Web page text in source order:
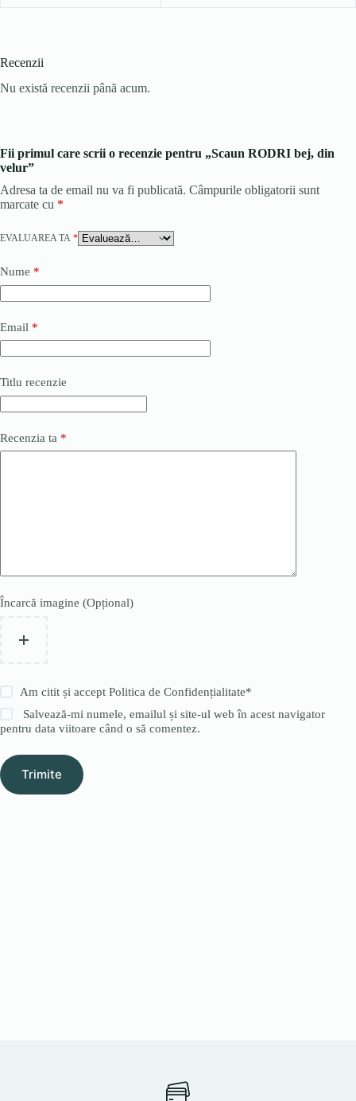
Recenzii
Nu există recenzii până acum.
Fii primul care scrii o recenzie pentru „Scaun RODRI bej, din
velur”
Adresa ta de email nu va fi publicată. Câmpurile obligatorii sunt
marcate cu *
EVALUAREA TA *
Nume *
Email *
Titlu recenzie
Recenzia ta *
Încarcă imagine (Opțional)
Am citit și acceptPolitica de Confidențialitate*
Salvează-mi numele, emailul și site-ul web în acest navigator
pentru data viitoare când o să comentez.
Trimite